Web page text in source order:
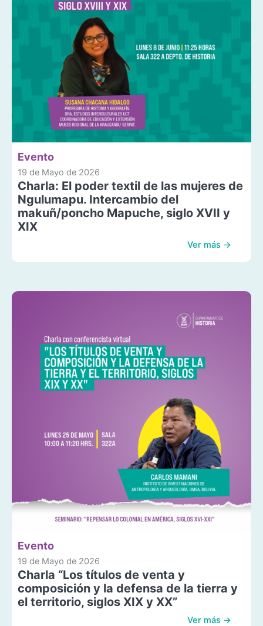
Evento
19 de Mayo de 2026
Charla: El poder textil de las mujeres de
Ngulumapu. Intercambio del
makuñ/poncho Mapuche, siglo XVII y
XIX
Ver más →
Evento
19 de Mayo de 2026
Charla “Los títulos de venta y
composición y la defensa de la tierra y
el territorio, siglos XIX y XX”
Ver más →